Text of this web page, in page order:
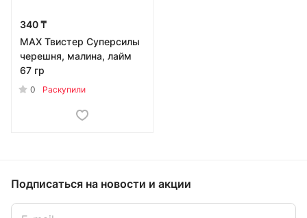
340 ₸
MAX Твистер Суперсилы
черешня, малина, лайм
67 гр
0 Раскупили
Подписаться на новости и акции